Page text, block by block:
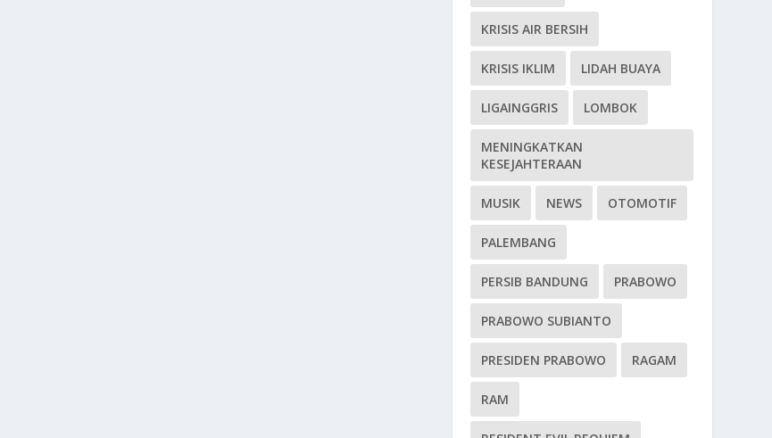
KRISIS AIR BERSIH
KRISIS IKLIM LIDAH BUAYA
LIGAINGGRIS LOMBOK
MENINGKATKAN
KESEJAHTERAAN
MUSIK NEWS OTOMOTIF
PALEMBANG
PERSIB BANDUNG PRABOWO
PRABOWO SUBIANTO
PRESIDEN PRABOWO RAGAM
RAM